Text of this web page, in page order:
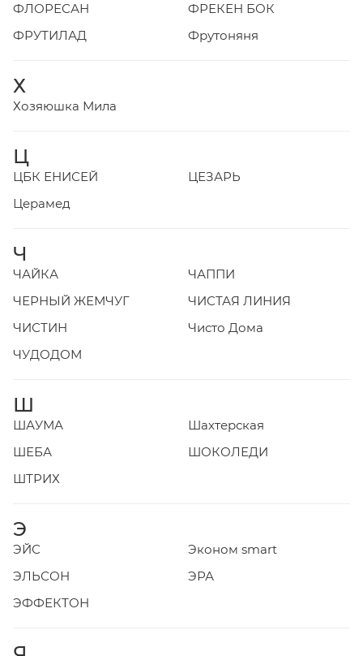
ФЛОРЕСАН
ФРЕКЕН БОК
ФРУТИЛАД
Фрутоняня
Х
Хозяюшка Мила
Ц
ЦБК ЕНИСЕЙ
ЦЕЗАРЬ
Церамед
Ч
ЧАЙКА
ЧАППИ
ЧЕРНЫЙ ЖЕМЧУГ
ЧИСТАЯ ЛИНИЯ
ЧИСТИН
Чисто Дома
ЧУДОДОМ
Ш
ШАУМА
Шахтерская
ШЕБА
ШОКОЛЕДИ
ШТРИХ
Э
ЭЙС
Эконом smart
ЭЛЬСОН
ЭРА
ЭФФЕКТОН